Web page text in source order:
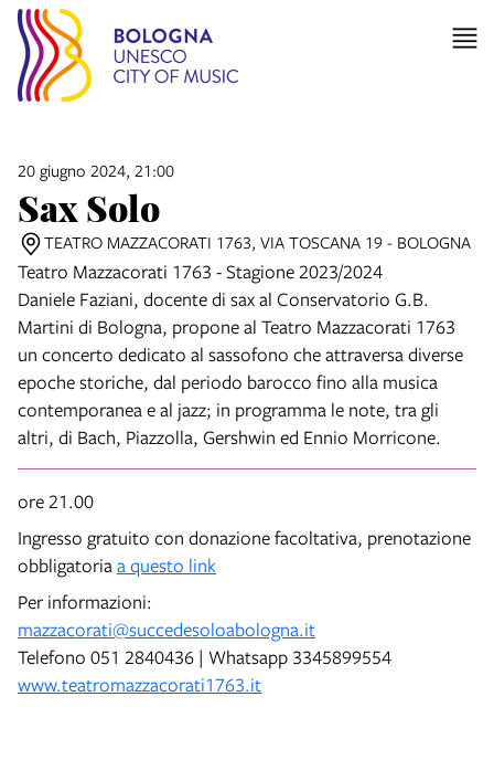
20 giugno 2024, 21:00
Sax Solo
TEATRO MAZZACORATI 1763, VIA TOSCANA 19 - BOLOGNA
Teatro Mazzacorati 1763 - Stagione 2023/2024
Daniele Faziani, docente di sax al Conservatorio G.B.
Martini di Bologna, propone al Teatro Mazzacorati 1763
un concerto dedicato al sassofono che attraversa diverse
epoche storiche, dal periodo barocco fino alla musica
contemporanea e al jazz; in programma le note, tra gli
altri, di Bach, Piazzolla, Gershwin ed Ennio Morricone.
ore 21.00
Ingresso gratuito con donazione facoltativa, prenotazione
obbligatoria a questo link
Per informazioni:
mazzacorati@succedesoloabologna.it
Telefono 051 2840436 | Whatsapp 3345899554
www.teatromazzacorati1763.it